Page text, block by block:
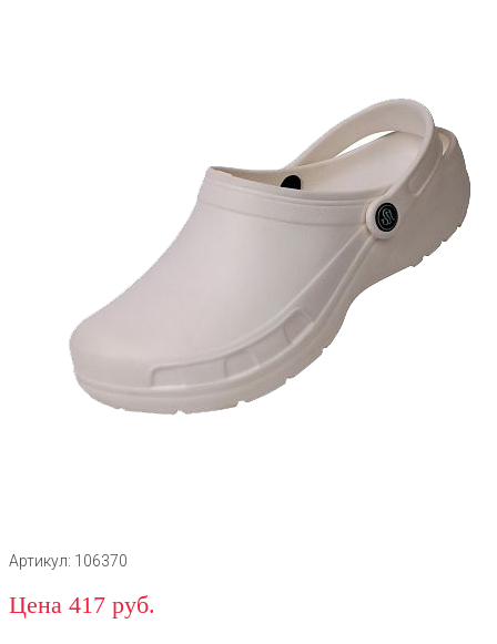
Артикул: 106370
Цена 417 руб.